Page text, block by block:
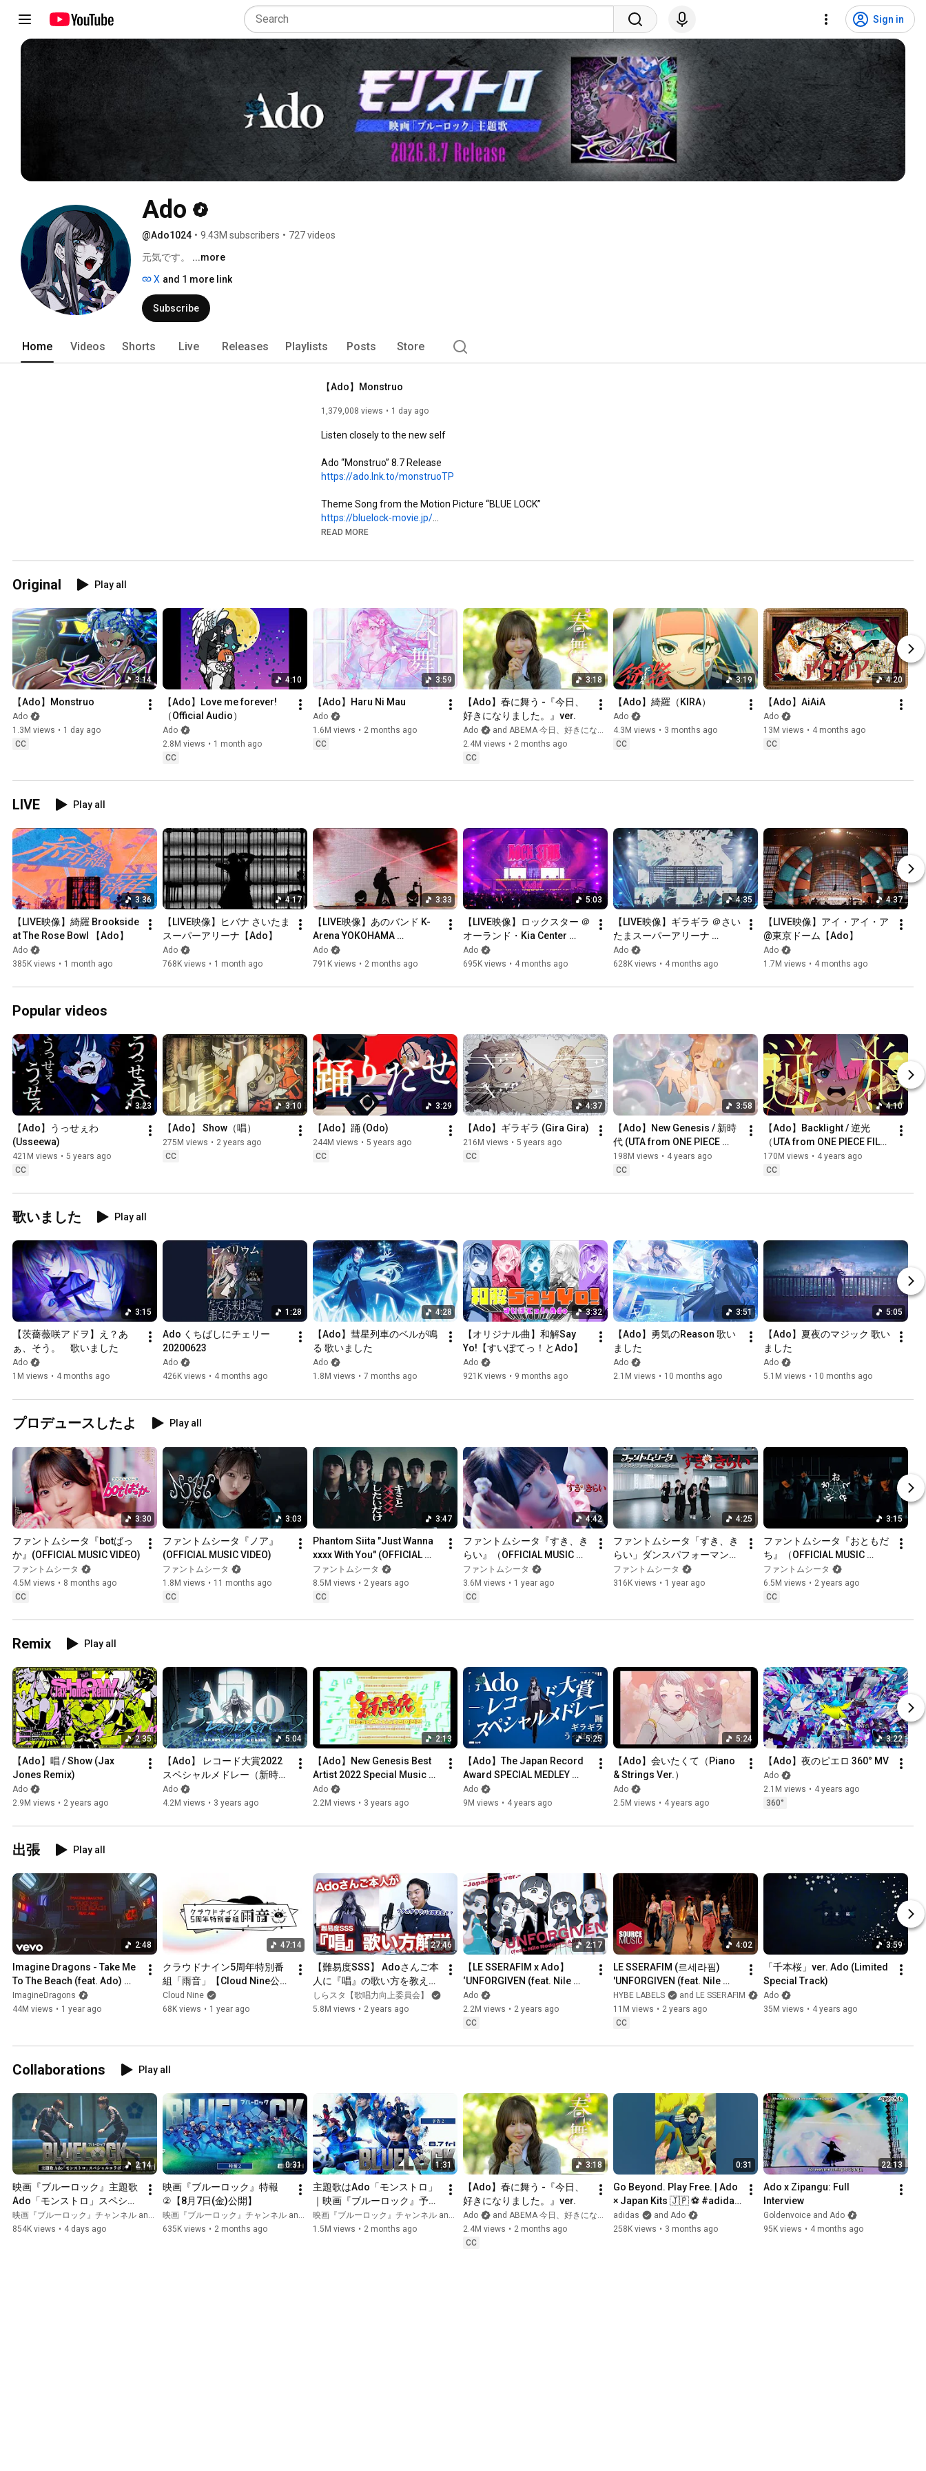
Sign in
Ado
@Ado1024 • 9.43M subscribers • 727 videos
元気です。 ...more
X and 1 more link
Subscribe
Home Videos Shorts Live Releases Playlists Posts Store
【Ado】Monstruo
1,379,008 views 1 day ago
Listen closely to the new self
https://ado.lnk.to/monstruoTP
https://bluelock-movie.jp/
Music / Arrangement : Giga & TeddyLoid
Character Design: LAM
Graphic Design: Rai-Rai Public Company Ltd.
Typography Design: Muniku Tominaga
Car Design: Shogo Ito
Lyric Motion: Azsa
Motion Graphic: Shinpei Yoshitsugu (Pictology Inc.)
Character Animation: Okiku
Animation Unit Director: Ryoji Masuyama
Key Animator: Momo Nagayama
Animation Director: Shuntaro Yamada
Environment Artist: sorashido (Hosomi Takuma)
Kono, Mayo Hiromori (SMDE), Koichi Katafuchi (Kira ri lab)
Modeler MAY: Takeru Miura (SMDE)
3D Production Progress : Kunihisa Yamada (SMDE)
Effect Artist: Ryuta Kayahara
CG Production Manager: Natsuko Nishio (Kira ri lab)
3D Production: Kira ri lab Inc.
Online Editor: Takayuki Oguma
Assistant Editor: Kokona Hasegawa
Production Manager: Kintaro Oi  (IJIGEN TOKYO)
Producer: Yuki “Youkiss” Okubo、Mahiru Kurumzawa (IJIGEN
Production : IJIGEN TOKYO
Producer: Takuya Chigira
URL
・X：https://x.com/ado1024imokenp
・YouTube：https://www.youtube.com/c/Ado1024
・TikTok：https://www.tiktok.com/@ado1024osenbei?
・Universal Music Artist Page：
https://www.universal-music.co.jp/ado/
・Profile：
https://cloud9pro.co.jp/artist/profil...
READ MORE
Original Play all
3:14
【Ado】Monstruo
Ado
1.3M views • 1 day ago
CC
4:10
【Ado】Love me forever!
（Official Audio）
Ado
2.8M views • 1 month ago
CC
3:59
【Ado】Haru Ni Mau
Ado
1.6M views • 2 months ago
CC
3:18
【Ado】春に舞う -『今日、
好きになりました。』ver.
Ado
and ABEMA 今日、好きになりました。【公式】
2.4M views • 2 months ago
CC
3:19
【Ado】綺羅（KIRA）
Ado
4.3M views • 3 months ago
CC
4:20
【Ado】AiAiA
Ado
13M views • 4 months ago
CC
LIVE Play all
3:36
【LIVE映像】綺羅 Brookside
at The Rose Bowl 【Ado】
Ado
385K views • 1 month ago
4:17
【LIVE映像】ヒバナ さいたま
スーパーアリーナ【Ado】
Ado
768K views • 1 month ago
3:33
【LIVE映像】あのバンド K-
Arena YOKOHAMA
2024.10.12【Ado】
Ado
791K views • 2 months ago
5:03
【LIVE映像】ロックスター ＠
オーランド・Kia Center
【Ado】
Ado
695K views • 4 months ago
4:35
【LIVE映像】ギラギラ ＠さい
たまスーパーアリーナ
【Ado】
Ado
628K views • 4 months ago
4:37
【LIVE映像】アイ・アイ・ア
@東京ドーム【Ado】
Ado
1.7M views • 4 months ago
Popular videos
3:23
【Ado】うっせぇわ
(Usseewa)
421M views • 5 years ago
CC
3:10
【Ado】 Show（唱）
275M views • 2 years ago
CC
3:29
【Ado】踊 (Odo)
244M views • 5 years ago
CC
4:37
【Ado】ギラギラ (Gira Gira)
216M views • 5 years ago
CC
3:58
【Ado】New Genesis / 新時
代 (UTA from ONE PIECE
FILM RED)
198M views • 4 years ago
CC
4:10
【Ado】Backlight / 逆光
（UTA from ONE PIECE FILM
RED）
170M views • 4 years ago
CC
歌いました Play all
3:15
【茨薔薇咲アドヲ】え？あ
ぁ、そう。　歌いました
Ado
1M views • 4 months ago
1:28
Ado くちばしにチェリー
20200623
Ado
426K views • 4 months ago
4:28
【Ado】彗星列車のベルが鳴
る 歌いました
Ado
1.8M views • 7 months ago
3:32
【オリジナル曲】和解Say
Yo!【すいぽてっ！とAdo】
Ado
921K views • 9 months ago
3:51
【Ado】勇気のReason 歌い
ました
Ado
2.1M views • 10 months ago
5:05
【Ado】夏夜のマジック 歌い
ました
Ado
5.1M views • 10 months ago
プロデュースしたよ Play all
3:30
ファントムシータ『botばっ
か』(OFFICIAL MUSIC VIDEO)
ファントムシータ
4.5M views • 8 months ago
CC
3:03
ファントムシータ『ノア』
(OFFICIAL MUSIC VIDEO)
ファントムシータ
1.8M views • 11 months ago
CC
3:47
Phantom Siita "Just Wanna
xxxx With You" (OFFICIAL
MUSIC VIDEO)
ファントムシータ
8.5M views • 2 years ago
CC
4:42
ファントムシータ『すき、き
らい』（OFFICIAL MUSIC
VIDEO）
ファントムシータ
3.6M views • 1 year ago
CC
4:25
ファントムシータ「すき、き
らい」ダンスパフォーマンス
ムービー
ファントムシータ
316K views • 1 year ago
3:15
ファントムシータ『おともだ
ち』（OFFICIAL MUSIC
VIDEO）
ファントムシータ
6.5M views • 2 years ago
CC
Remix Play all
2:35
【Ado】唱 / Show (Jax
Jones Remix)
Ado
2.9M views • 2 years ago
5:04
【Ado】 レコード大賞2022
スペシャルメドレー（新時
代〜逆光〜私は最強）
Ado
4.2M views • 3 years ago
2:13
【Ado】New Genesis Best
Artist 2022 Special Music
Video
Ado
2.2M views • 3 years ago
5:25
【Ado】The Japan Record
Award SPECIAL MEDLEY
(Odo - Gira Gira - Usseewa)
Ado
9M views • 4 years ago
5:24
【Ado】会いたくて（Piano
& Strings Ver.）
Ado
2.5M views • 4 years ago
3:22
【Ado】夜のピエロ 360° MV
Ado
2.1M views • 4 years ago
360°
出張 Play all
2:48
Imagine Dragons - Take Me
To The Beach (feat. Ado)
(Official Lyric Video)
ImagineDragons
44M views • 1 year ago
47:14
クラウドナイン5周年特別番
組「雨音」【Cloud Nine公
式】
Cloud Nine
68K views • 1 year ago
27:46
【難易度SSS】 Adoさんご本
人に『唱』の歌い方を教えて
もらいまSHOW。【ユニバー
サル･スタジオ･ジャパン「ゾ
しらスタ【歌唱力向上委員会】
5.8M views • 2 years ago
2:17
【LE SSERAFIM x Ado】
‘UNFORGIVEN (feat. Nile
Rodgers, Ado) -Japanese
ver.-’ (Sped up ver.)
Visualizer
Ado
2.2M views • 2 years ago
CC
4:02
LE SSERAFIM (르세라핌)
'UNFORGIVEN (feat. Nile
Rodgers, Ado) -Japanese
ver.-' OFFICIAL M/V
HYBE LABELS
and LE SSERAFIM
11M views • 2 years ago
CC
3:59
「千本桜」ver. Ado (Limited
Special Track)
Ado
35M views • 4 years ago
Collaborations Play all
2:14
映画『ブルーロック』主題歌
Ado「モンストロ」スペシャ
ルコラボPV　【8月7日(金)公
開】
映画『ブルーロック』チャンネル and 2 more
854K views • 4 days ago
0:31
映画『ブルーロック』特報
②【8月7日(金)公開】
映画『ブルーロック』チャンネル and 2 more
635K views • 2 months ago
1:31
主題歌はAdo「モンストロ」
｜映画『ブルーロック』予告
②【8月7日(金)公開】
映画『ブルーロック』チャンネル and 2 more
1.5M views • 2 months ago
3:18
【Ado】春に舞う -『今日、
好きになりました。』ver.
Ado
and ABEMA 今日、好きになりました。【公式】
2.4M views • 2 months ago
CC
0:31
Go Beyond. Play Free. | Ado
× Japan Kits 🇯🇵 ⚽️ #adidas
#football #samuraiblue
adidas
and Ado
258K views • 3 months ago
22:13
Ado x Zipangu: Full
Interview
Goldenvoice and Ado
95K views • 4 months ago